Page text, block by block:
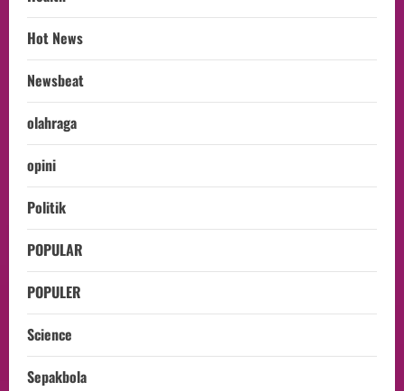
Hot News
Newsbeat
olahraga
opini
Politik
POPULAR
POPULER
Science
Sepakbola